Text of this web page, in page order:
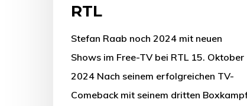
RTL
Stefan Raab noch 2024 mit neuen
Shows im Free-TV bei RTL 15. Oktober
2024 Nach seinem erfolgreichen TV-
Comeback mit seinem dritten